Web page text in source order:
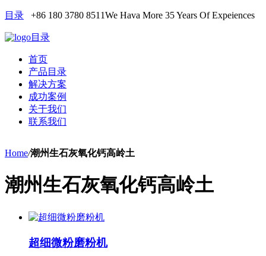
目录 +86 180 3780 8511We Hava More 35 Years Of Expeiences
目录
首页
产品目录
解决方案
成功案例
关于我们
联系我们
Home/潮州生石灰氧化钙高岭土
潮州生石灰氧化钙高岭土
超细微粉磨粉机